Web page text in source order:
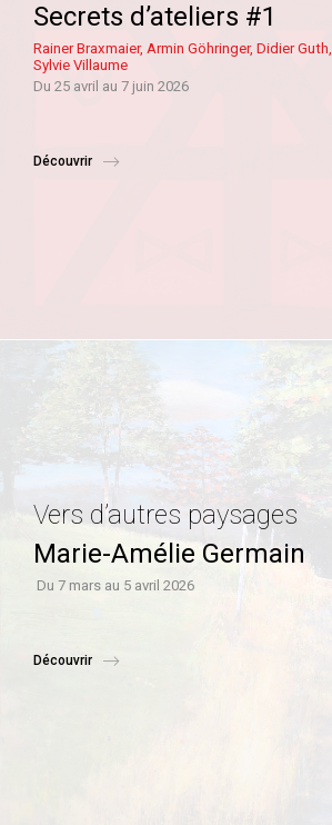
Secrets d’ateliers #1
Rainer Braxmaier, Armin Göhringer, Didier Guth,
Sylvie Villaume
Du 25 avril au 7 juin 2026
Découvrir
Vers d’autres paysages
Marie-Amélie Germain
Du 7 mars au 5 avril 2026
Découvrir